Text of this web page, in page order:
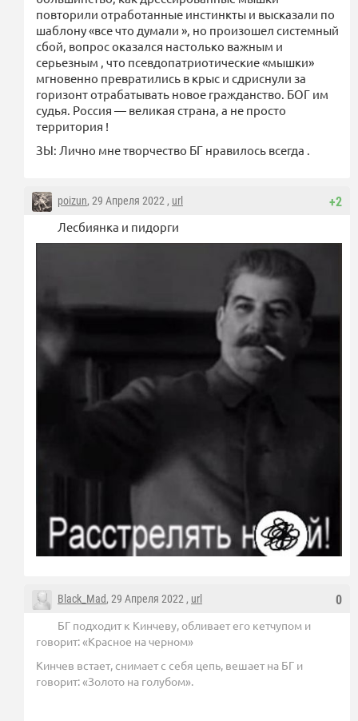
повторили отработанные инстинкты и высказали по
шаблону «все что думали », но произошел системный
сбой, вопрос оказался настолько важным и
серьезным , что псевдопатриотические «мышки»
мгновенно превратились в крыс и сдриснули за
горизонт отрабатывать новое гражданство. БОГ им
судья. Россия — великая страна, а не просто
территория !
ЗЫ: Лично мне творчество БГ нравилось всегда .
+2
poizun, 29 Апреля 2022 , url
Лесбиянка и пидорги
0
Black_Mad, 29 Апреля 2022 , url
БГ подходит к Кинчеву, обливает его кетчупом и
говорит: «Красное на черном»
Кинчев встает, снимает с себя цепь, вешает на БГ и
говорит: «Золото на голубом».